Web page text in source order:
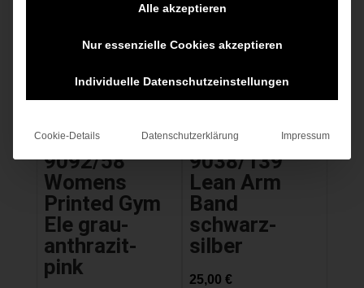
9092/58
Womens
Printed Gym
Ele grau-
anthrazit-
pink
9038/139
Lean Arm
Band
schwarz-
silber
25,00 €
Alle akzeptieren
Nur essenzielle Cookies akzeptieren
Individuelle Datenschutzeinstellungen
Cookie-Details Datenschutzerklärung Impressum